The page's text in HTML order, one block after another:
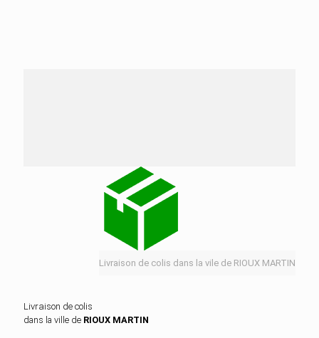
Livraison de colis dans la vile de RIOUX MARTIN
Livraison de colis
dans la ville de RIOUX MARTIN